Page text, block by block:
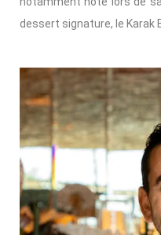
dessert signature, le Karak